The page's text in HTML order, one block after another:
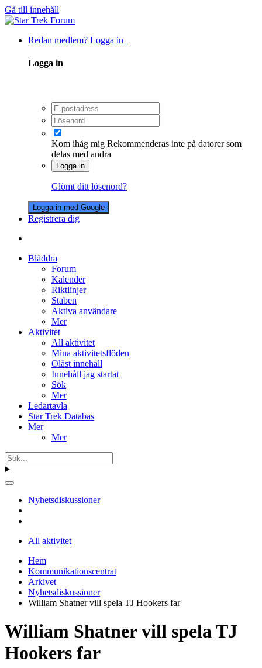
Gå till innehåll
Redan medlem? Logga in
Logga in
Kom ihåg mig Rekommenderas inte på datorer som
delas med andra
Logga in
Glömt ditt lösenord?
Logga in med Google
Registrera dig
Bläddra
Forum
Kalender
Riktlinjer
Staben
Aktiva användare
Mer
Aktivitet
All aktivitet
Mina aktivitetsflöden
Oläst innehåll
Innehåll jag startat
Sök
Mer
Ledartavla
Star Trek Databas
Mer
Mer
Nyhetsdiskussioner
All aktivitet
Hem
Kommunikationscentrat
Arkivet
Nyhetsdiskussioner
William Shatner vill spela TJ Hookers far
William Shatner vill spela TJ
Hookers far